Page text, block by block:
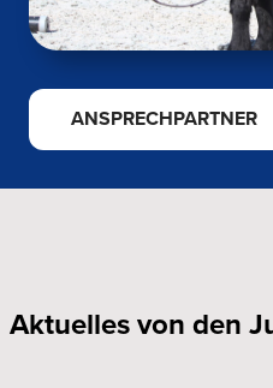
ANSPRECHPARTNER
Aktuelles von den